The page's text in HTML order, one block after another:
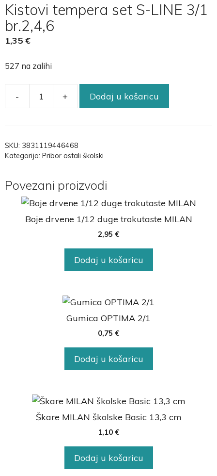
Kistovi tempera set S-LINE 3/1
br.2,4,6
1,35 €
527 na zalihi
- + Dodaj u košaricu
SKU: 3831119446468
Kategorija: Pribor ostali školski
Povezani proizvodi
Boje drvene 1/12 duge trokutaste MILAN
2,95 €
Dodaj u košaricu
Gumica OPTIMA 2/1
0,75 €
Dodaj u košaricu
Škare MILAN školske Basic 13,3 cm
1,10 €
Dodaj u košaricu